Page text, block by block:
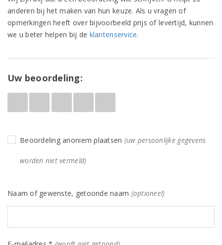
anderen bij het maken van hun keuze. Als u vragen of
opmerkingen heeft over bijvoorbeeld prijs of levertijd, kunnen
we u beter helpen bij de klantenservice.
Uw beoordeling:
Beoordeling anoniem plaatsen (uw persoonlijke gegevens
worden niet vermeld)
Naam of gewenste, getoonde naam (optioneel)